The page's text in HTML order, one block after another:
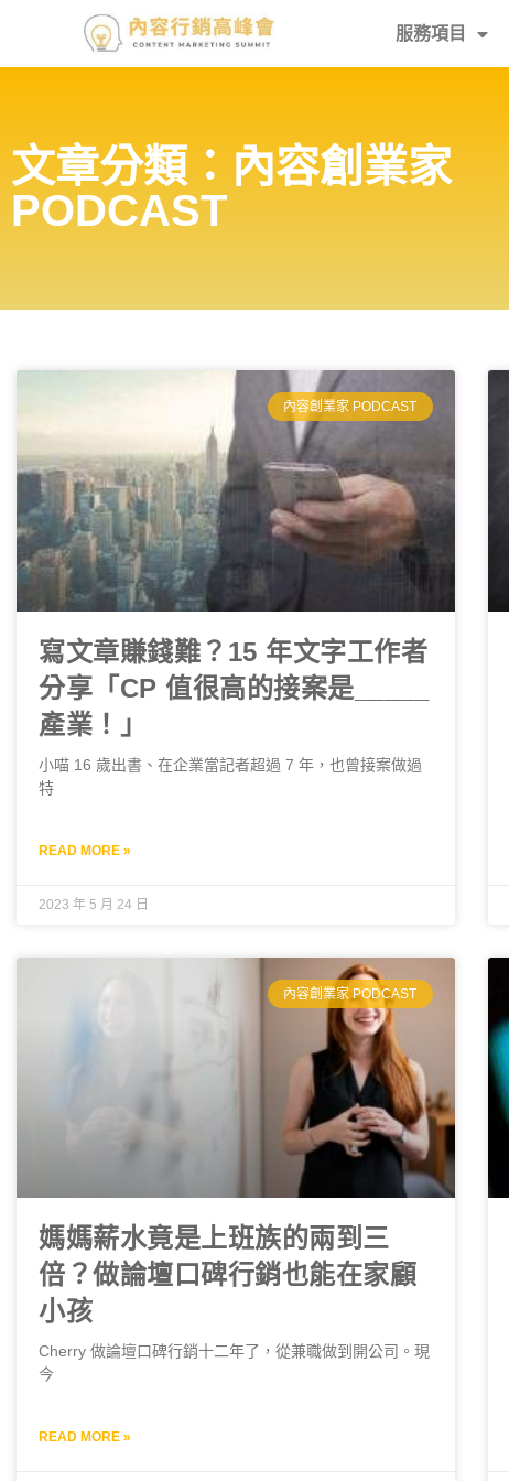
服務項目
文章分類：內容創業家
PODCAST
內容創業家 PODCAST
寫文章賺錢難？15 年文字工作者
分享「CP 值很高的接案是_____
產業！」
小喵 16 歲出書、在企業當記者超過 7 年，也曾接案做過
特
READ MORE »
2023 年 5 月 24 日
內容創業家 PODCAST
媽媽薪水竟是上班族的兩到三
倍？做論壇口碑行銷也能在家顧
小孩
Cherry 做論壇口碑行銷十二年了，從兼職做到開公司。現
今
READ MORE »